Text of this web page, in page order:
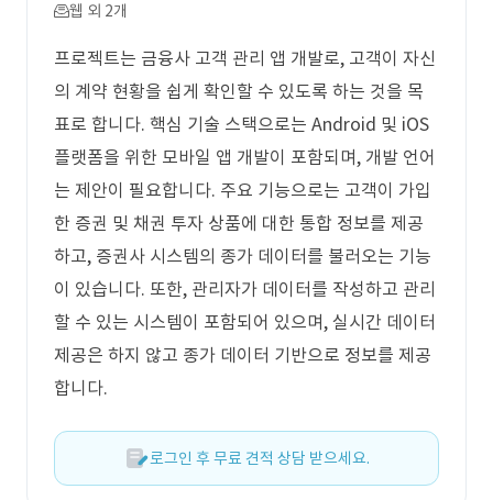
웹 외 2개
프로젝트는 금융사 고객 관리 앱 개발로, 고객이 자신
의 계약 현황을 쉽게 확인할 수 있도록 하는 것을 목
표로 합니다. 핵심 기술 스택으로는 Android 및 iOS
플랫폼을 위한 모바일 앱 개발이 포함되며, 개발 언어
는 제안이 필요합니다. 주요 기능으로는 고객이 가입
한 증권 및 채권 투자 상품에 대한 통합 정보를 제공
하고, 증권사 시스템의 종가 데이터를 불러오는 기능
이 있습니다. 또한, 관리자가 데이터를 작성하고 관리
할 수 있는 시스템이 포함되어 있으며, 실시간 데이터
제공은 하지 않고 종가 데이터 기반으로 정보를 제공
합니다.
로그인 후 무료 견적 상담 받으세요.